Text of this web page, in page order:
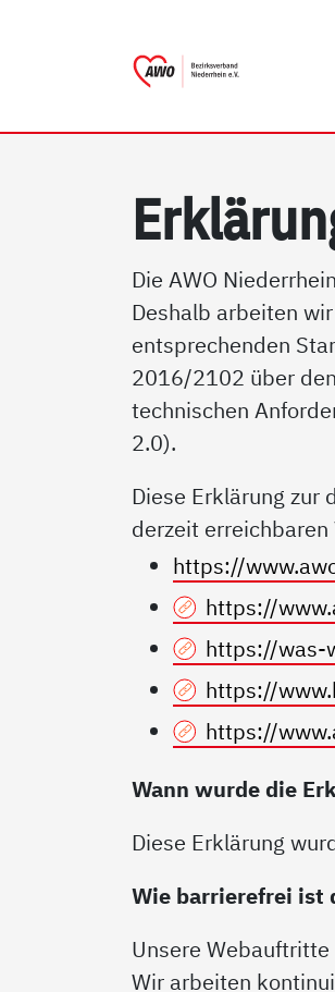
Die AWO
Deshalb arbeiten
entsprechenden
2016/2102 über
technischen
2.0).
Diese Erklärung
derzeit erreichbaren
https://
https://
https://was-
https://
https://
Wann wurde die
Diese Erklärung
Wie barrierefrei ist
Unsere
Wir arbeiten